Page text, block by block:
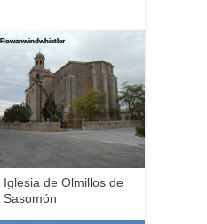
Iglesia de Olmillos de
Sasomón
Rowanwindwhistler